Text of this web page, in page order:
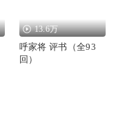
13.6万
呼家将 评书（全93
回）